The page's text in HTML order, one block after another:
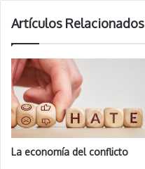
Artículos Relacionados
La economía del conflicto